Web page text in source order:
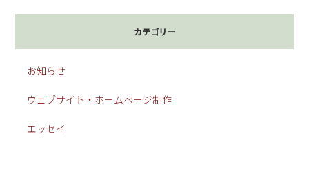
カテゴリー
お知らせ
ウェブサイト・ホームページ制作
エッセイ